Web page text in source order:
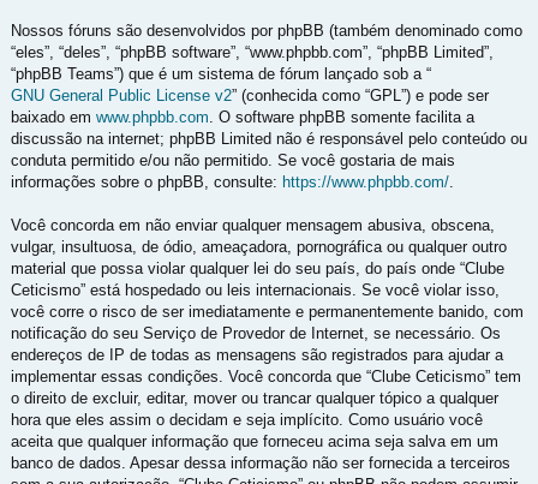
Nossos fóruns são desenvolvidos por phpBB (também denominado como
“eles”, “deles”, “phpBB software”, “www.phpbb.com”, “phpBB Limited”,
“phpBB Teams”) que é um sistema de fórum lançado sob a “
GNU General Public License v2” (conhecida como “GPL”) e pode ser
baixado em www.phpbb.com . O software phpBB somente facilita a
discussão na internet; phpBB Limited não é responsável pelo conteúdo ou
conduta permitido e/ou não permitido. Se você gostaria de mais
informações sobre o phpBB, consulte: https://www.phpbb.com/
Você concorda em não enviar qualquer mensagem abusiva, obscena,
vulgar, insultuosa, de ódio, ameaçadora, pornográfica ou qualquer outro
material que possa violar qualquer lei do seu país, do país onde “Clube
Ceticismo” está hospedado ou leis internacionais. Se você violar isso,
você corre o risco de ser imediatamente e permanentemente banido, com
notificação do seu Serviço de Provedor de Internet, se necessário. Os
endereços de IP de todas as mensagens são registrados para ajudar a
implementar essas condições. Você concorda que “Clube Ceticismo” tem
o direito de excluir, editar, mover ou trancar qualquer tópico a qualquer
hora que eles assim o decidam e seja implícito. Como usuário você
aceita que qualquer informação que forneceu acima seja salva em um
banco de dados. Apesar dessa informação não ser fornecida a terceiros